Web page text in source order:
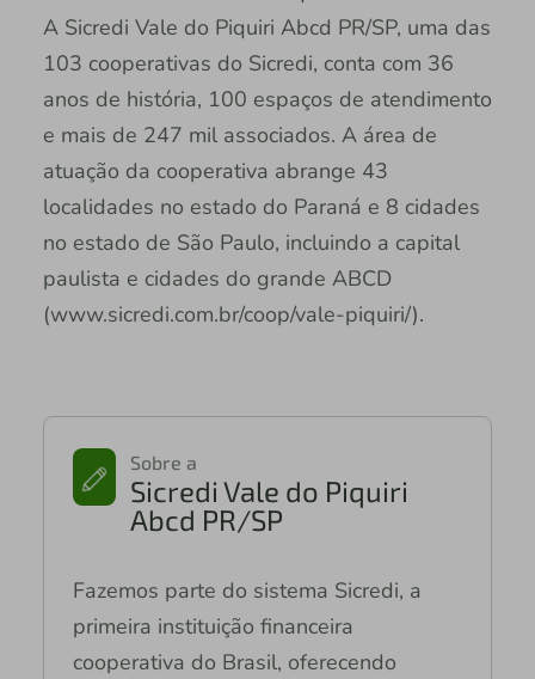
A Sicredi Vale do Piquiri Abcd PR/SP, uma das
103 cooperativas do Sicredi, conta com 36
anos de história, 100 espaços de atendimento
e mais de 247 mil associados. A área de
atuação da cooperativa abrange 43
localidades no estado do Paraná e 8 cidades
no estado de São Paulo, incluindo a capital
paulista e cidades do grande ABCD
(www.sicredi.com.br/coop/vale-piquiri/).
Sobre a
Sicredi Vale do Piquiri
Abcd PR/SP
Fazemos parte do sistema Sicredi, a
primeira instituição financeira
cooperativa do Brasil, oferecendo